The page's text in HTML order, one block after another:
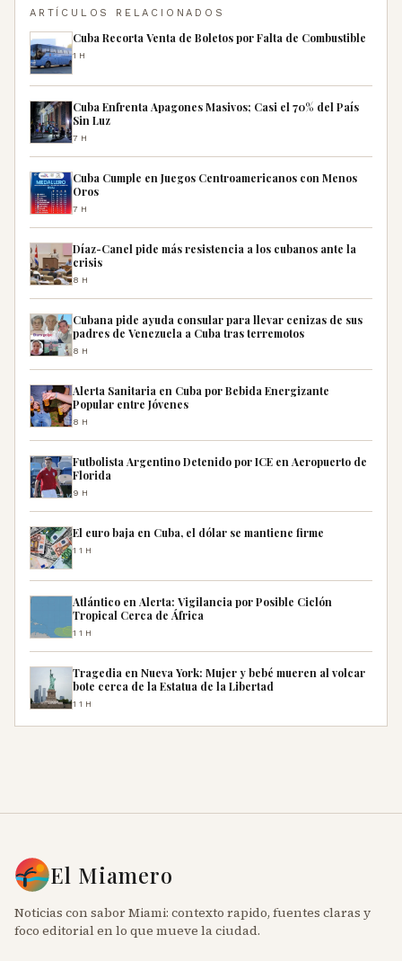
ARTÍCULOS RELACIONADOS
Cuba Recorta Venta de Boletos por Falta de Combustible
1H
Cuba Enfrenta Apagones Masivos; Casi el 70% del País
Sin Luz
7H
Cuba Cumple en Juegos Centroamericanos con Menos
Oros
7H
Díaz-Canel pide más resistencia a los cubanos ante la
crisis
8H
Cubana pide ayuda consular para llevar cenizas de sus
padres de Venezuela a Cuba tras terremotos
8H
Alerta Sanitaria en Cuba por Bebida Energizante
Popular entre Jóvenes
8H
Futbolista Argentino Detenido por ICE en Aeropuerto de
Florida
9H
El euro baja en Cuba, el dólar se mantiene firme
11H
Atlántico en Alerta: Vigilancia por Posible Ciclón
Tropical Cerca de África
11H
Tragedia en Nueva York: Mujer y bebé mueren al volcar
bote cerca de la Estatua de la Libertad
11H
El Miamero
Noticias con sabor Miami: contexto rapido, fuentes claras y
foco editorial en lo que mueve la ciudad.